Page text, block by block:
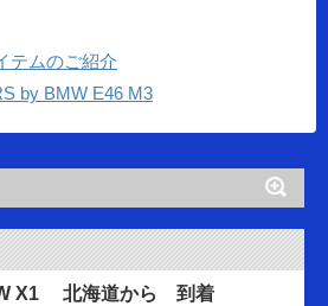
テムのご紹介
by BMW E46 M3
X1 北海道から 到着